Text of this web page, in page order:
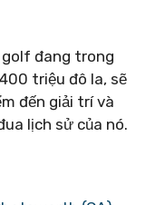
golf đang trong
triệu đô la, sẽ
đến giải trí và
lịch sử của nó.